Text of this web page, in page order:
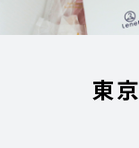
東